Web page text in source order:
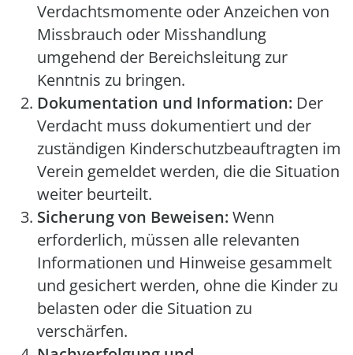
Verdachtsmomente oder Anzeichen von
Missbrauch oder Misshandlung
umgehend der Bereichsleitung zur
Kenntnis zu bringen.
Dokumentation und Information: Der
Verdacht muss dokumentiert und der
zuständigen Kinderschutzbeauftragten im
Verein gemeldet werden, die die Situation
weiter beurteilt.
Sicherung von Beweisen:Wenn
erforderlich, müssen alle relevanten
Informationen und Hinweise gesammelt
und gesichert werden, ohne die Kinder zu
belasten oder die Situation zu
verschärfen.